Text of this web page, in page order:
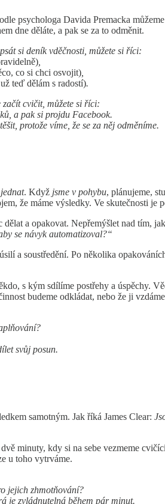
psychologa Davida Premacka
dne děláte, a pak se za to odměnit.
si deník vděčnosti, můžete si říci:
co si chci osvojit)
teď dělám s radostí).
cvičit, můžete si říci:
a pak si projdu Facebook.
protože víme, že se za něj odměníme.
jednat. Když jsme v pohybu, plánujeme,
že máme výsledky. Ve skutečnosti je
a opakovat. Nepřemýšlet nad tím,
se návyk automatizoval?“
a soustředění. Po několika
s kým sdílíme postřehy a úspěchy.
budeme odkládat, nebo že ji
svůj posun.
samotným. Jak říká James Clear:
minuty, kdy si na sebe vezmeme
u toho vytrváme.
jejich zhmotňování?
je zvládnutelná během pár minut.